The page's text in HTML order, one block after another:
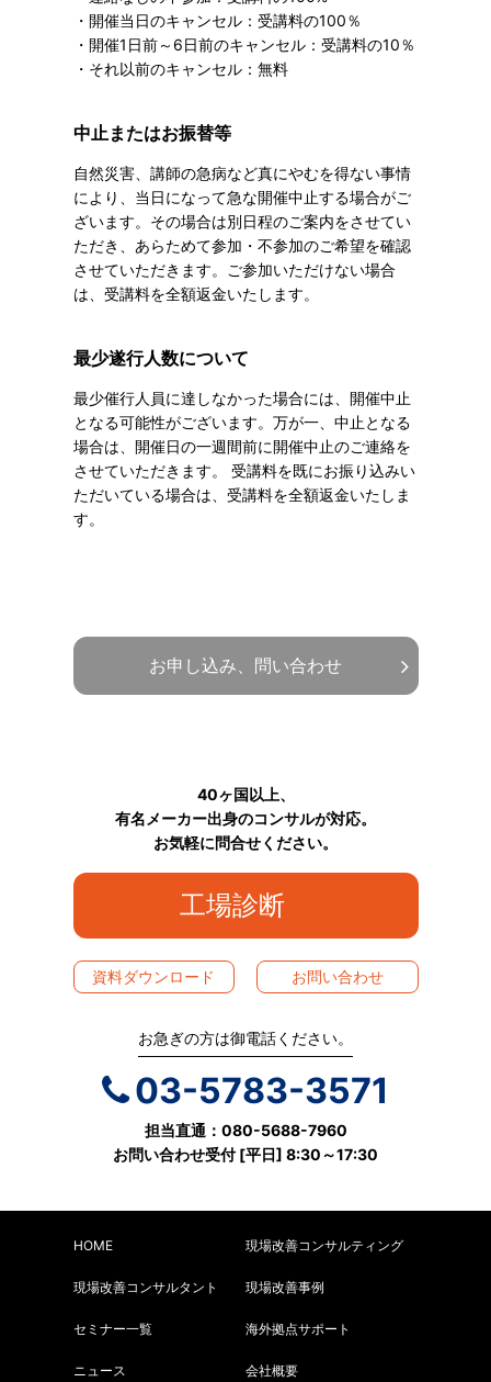
・開催当日のキャンセル：受講料の100％
・開催1日前～6日前のキャンセル：受講料の10％
・それ以前のキャンセル：無料
中止またはお振替等
自然災害、講師の急病など真にやむを得ない事情
により、当日になって急な開催中止する場合がご
ざいます。その場合は別日程のご案内をさせてい
ただき、あらためて参加・不参加のご希望を確認
させていただきます。ご参加いただけない場合
は、受講料を全額返金いたします。
最少遂行人数について
最少催行人員に達しなかった場合には、開催中止
となる可能性がございます。万が一、中止となる
場合は、開催日の一週間前に開催中止のご連絡を
させていただきます。 受講料を既にお振り込みい
ただいている場合は、受講料を全額返金いたしま
す。
お申し込み、問い合わせ
40ヶ国以上、
有名メーカー出身のコンサルが対応。
お気軽に問合せください。
工場診断
資料ダウンロード お問い合わせ
お急ぎの方は御電話ください。
03-5783-3571
担当直通：080-5688-7960
お問い合わせ受付 [平日] 8:30～17:30
HOME 現場改善コンサルティング
現場改善コンサルタント 現場改善事例
セミナー一覧 海外拠点サポート
ニュース 会社概要